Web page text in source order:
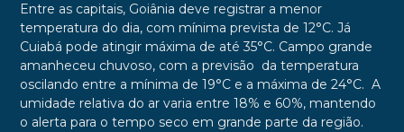
Entre as capitais, Goiânia deve registrar a menor
temperatura do dia, com mínima prevista de 12°C. Já
Cuiabá pode atingir máxima de até 35°C. Campo grande
amanheceu chuvoso, com a previsão da temperatura
oscilando entre a mínima de 19°C e a máxima de 24°C. A
umidade relativa do ar varia entre 18% e 60%, mantendo
o alerta para o tempo seco em grande parte da região.